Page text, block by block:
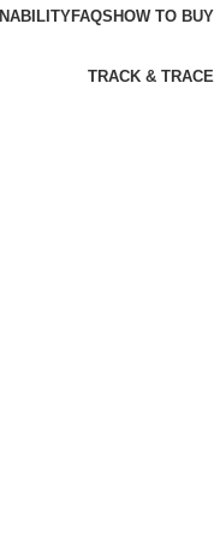
FAQS HOW TO BUY
TRACK & TRACE